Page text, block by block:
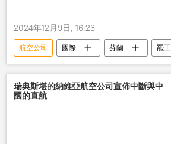
2024年12月9日, 16:23
航空公司 國際 芬蘭
罷工
飛行員
瑞典斯堪的納維亞航空公司宣佈中斷與中
國的直航